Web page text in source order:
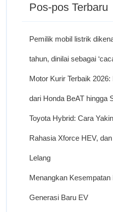
Pos-pos Terbaru
Pemilik mobil listrik
tahun, dinilai sebagai
Motor Kurir Terbaik
dari Honda BeAT hingga
Toyota Hybrid: Cara
Rahasia Xforce HEV,
Lelang
Menangkan
Generasi Baru EV